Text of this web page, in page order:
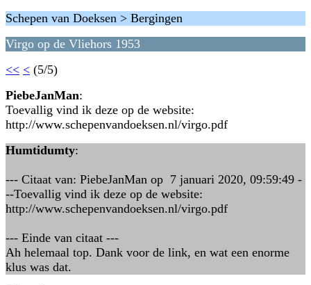
Schepen van Doeksen > Bergingen
Virgo op de Vliehors 1953
<< < (5/5)
PiebeJanMan:
Toevallig vind ik deze op de website:
http://www.schepenvandoeksen.nl/virgo.pdf
Humtidumty:
--- Citaat van: PiebeJanMan op 7 januari 2020, 09:59:49 -
--Toevallig vind ik deze op de website:
http://www.schepenvandoeksen.nl/virgo.pdf
--- Einde van citaat ---
Ah helemaal top. Dank voor de link, en wat een enorme
klus was dat.